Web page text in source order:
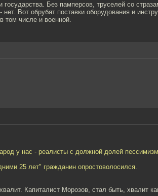
государства. Без памперсов, труселей со
нет. Вот обрубят поставки оборудования и
том числе и военной.
у нас - реалисты с должной долей
25 лет" гражданин опростоволосился.
Капиталист Морозов, стал быть, хвалит